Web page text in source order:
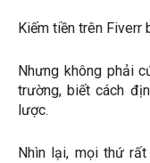
Kiếm tiền trên Fiverr
Nhưng không phải
trường, biết cách
lược.
Nhìn lại, mọi thứ